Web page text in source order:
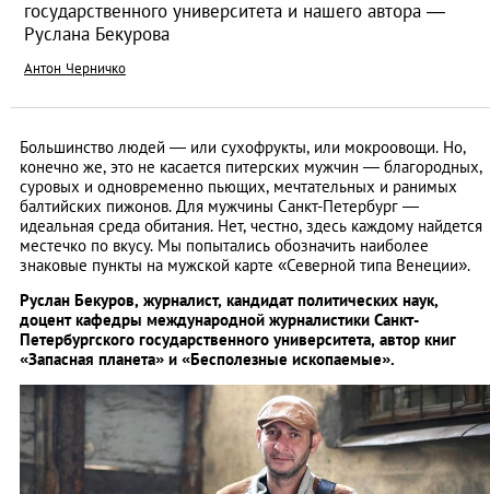
государственного университета и нашего автора —
Руслана Бекурова
Антон Черничко
Большинство людей — или сухофрукты, или мокроовощи. Но,
конечно же, это не касается питерских мужчин — благородных,
суровых и одновременно пьющих, мечтательных и ранимых
балтийских пижонов. Для мужчины Санкт-Петербург —
идеальная среда обитания. Нет, честно, здесь каждому найдется
местечко по вкусу. Мы попытались обозначить наиболее
знаковые пункты на мужской карте «Северной типа Венеции».
Руслан Бекуров, журналист, кандидат политических наук,
доцент кафедры международной журналистики Санкт-
Петербургского государственного университета, автор книг
«Запасная планета» и «Бесполезные ископаемые».